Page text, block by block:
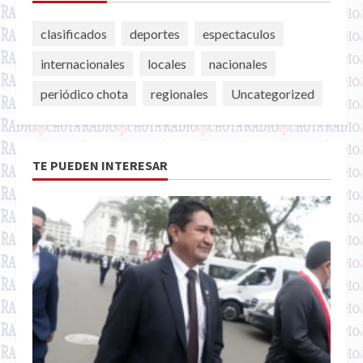
clasificados deportes
espectaculos
internacionales
locales
nacionales
periódico chota
regionales Uncategorized
TE PUEDEN INTERESAR